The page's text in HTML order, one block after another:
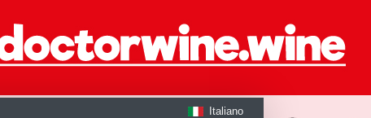
Italiano